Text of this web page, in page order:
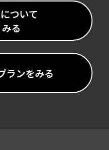
ついて
る
ランをみる